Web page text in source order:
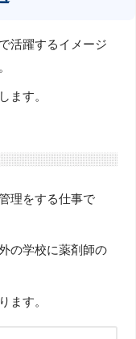
活躍するイメージ
ます。
理をする仕事で
の学校に薬剤師の
ます。